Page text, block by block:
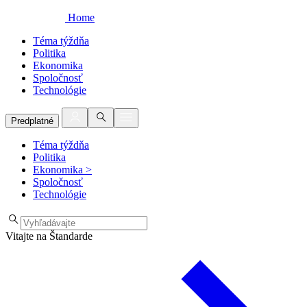
Home
Téma týždňa
Politika
Ekonomika
Spoločnosť
Technológie
Predplatné
Téma týždňa
Politika
Ekonomika >
Spoločnosť
Technológie
Vitajte na Štandarde